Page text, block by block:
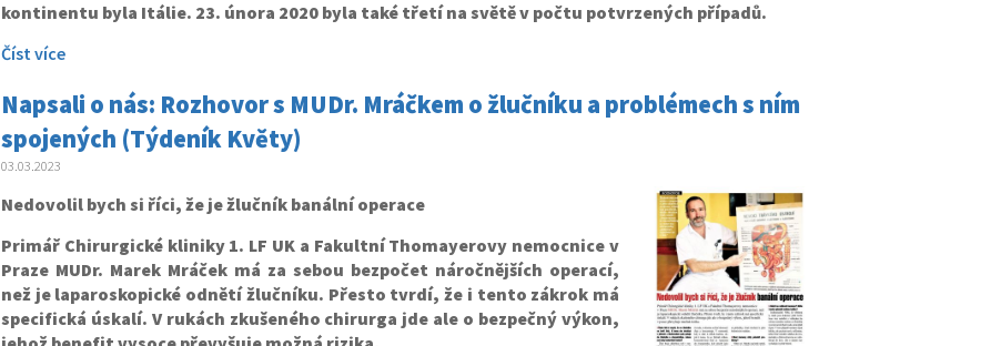
kontinentu byla Itálie. 23. února 2020 byla také třetí na světě v počtu potvrzených případů.
Číst více
Napsali o nás: Rozhovor s MUDr. Mráčkem o žlučníku a problémech s ním
spojených (Týdeník Květy)
03.03.2023
Nedovolil bych si říci, že je žlučník banální operace
Primář Chirurgické kliniky 1. LF UK a Fakultní Thomayerovy nemocnice v
Praze MUDr. Marek Mráček má za sebou bezpočet náročnějších operací,
než je laparoskopické odnětí žlučníku. Přesto tvrdí, že i tento zákrok má
specifická úskalí. V rukách zkušeného chirurga jde ale o bezpečný výkon,